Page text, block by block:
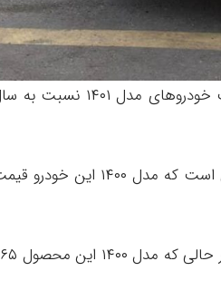
حرف آنلاین: مشاهده قیمت‌گذاری انواع خودروها در بازار نشان می‌دهد قیمت خودروهای مدل
پژوپارس مدل ۱۴۰۱ با قیمت ۲۹۷ میلیون تومان به فروش می‌رسد این در حالی است که مدل ۱۴۰۰ این
علاوه بر این پژو ۲۰۶ تیپ ۲ نیز امروز ۲۷۶ میلیون